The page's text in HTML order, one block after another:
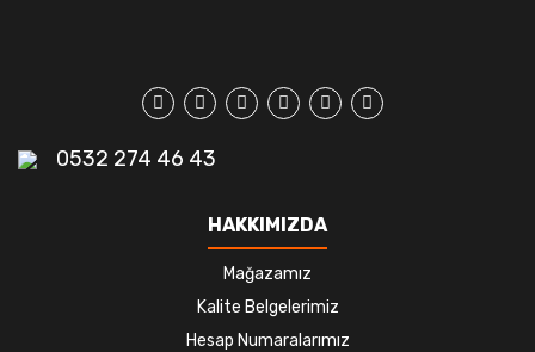
0532 274 46 43
HAKKIMIZDA
Mağazamız
Kalite Belgelerimiz
Hesap Numaralarımız